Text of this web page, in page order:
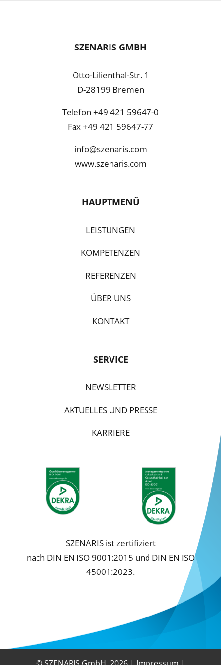
SZENARIS GMBH
Otto-Lilienthal-Str. 1
D-28199 Bremen
Telefon +49 421 59647-0
Fax +49 421 59647-77
info@szenaris.com
www.szenaris.com
HAUPTMENÜ
LEISTUNGEN
KOMPETENZEN
REFERENZEN
ÜBER UNS
KONTAKT
SERVICE
NEWSLETTER
AKTUELLES UND PRESSE
KARRIERE
SZENARIS ist zertifiziert
nach DIN EN ISO 9001:2015 und DIN EN ISO
45001:2023.